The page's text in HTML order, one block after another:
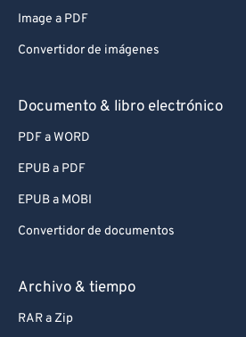
Image a PDF
Convertidor de imágenes
Documento & libro electrónico
PDF a WORD
EPUB a PDF
EPUB a MOBI
Convertidor de documentos
Archivo & tiempo
RAR a Zip